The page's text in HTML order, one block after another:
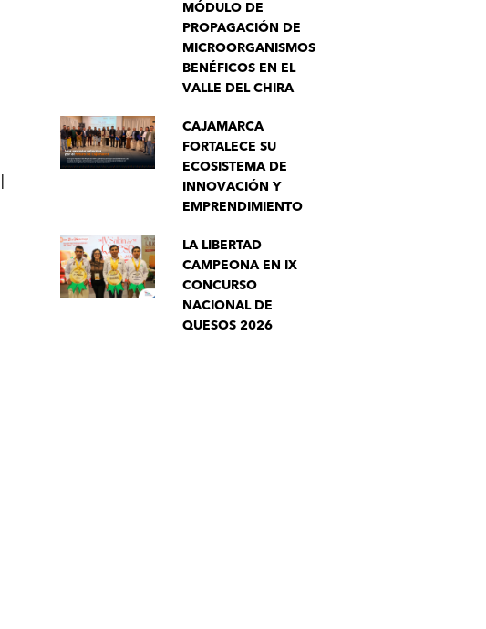
MÓDULO DE
PROPAGACIÓN DE
MICROORGANISMOS
BENÉFICOS EN EL
VALLE DEL CHIRA
CAJAMARCA
FORTALECE SU
ECOSISTEMA DE
INNOVACIÓN Y
EMPRENDIMIENTO
LA LIBERTAD
CAMPEONA EN IX
CONCURSO
NACIONAL DE
QUESOS 2026